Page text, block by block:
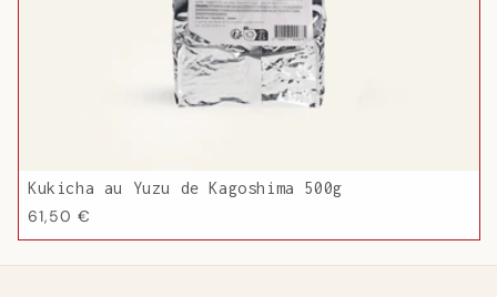
Kukicha au Yuzu de Kagoshima 500g
Prix
habituel
61,50 €